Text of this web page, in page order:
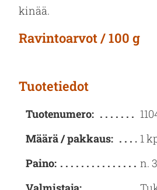
ki­nää.
Ravintoarvot / 100 g
Tuotetiedot
Tuotenumero:
Määrä / pakkaus:
1
Paino:
n.